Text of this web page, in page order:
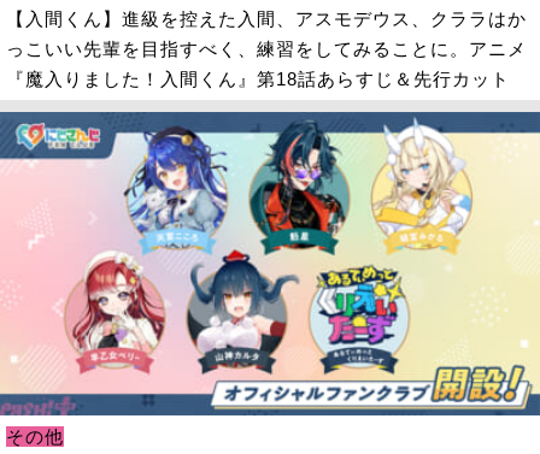
【入間くん】進級を控えた入間、アスモデウス、クララはか
っこいい先輩を目指すべく、練習をしてみることに。アニメ
『魔入りました！入間くん』第18話あらすじ＆先行カット
その他